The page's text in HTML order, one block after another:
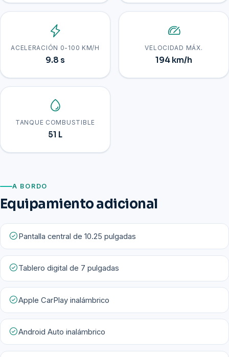
ACELERACIÓN 0-100 KM/H
9.8 s
VELOCIDAD MÁX.
194 km/h
TANQUE COMBUSTIBLE
51 L
A BORDO
Equipamiento adicional
Pantalla central de 10.25 pulgadas
Tablero digital de 7 pulgadas
Apple CarPlay inalámbrico
Android Auto inalámbrico